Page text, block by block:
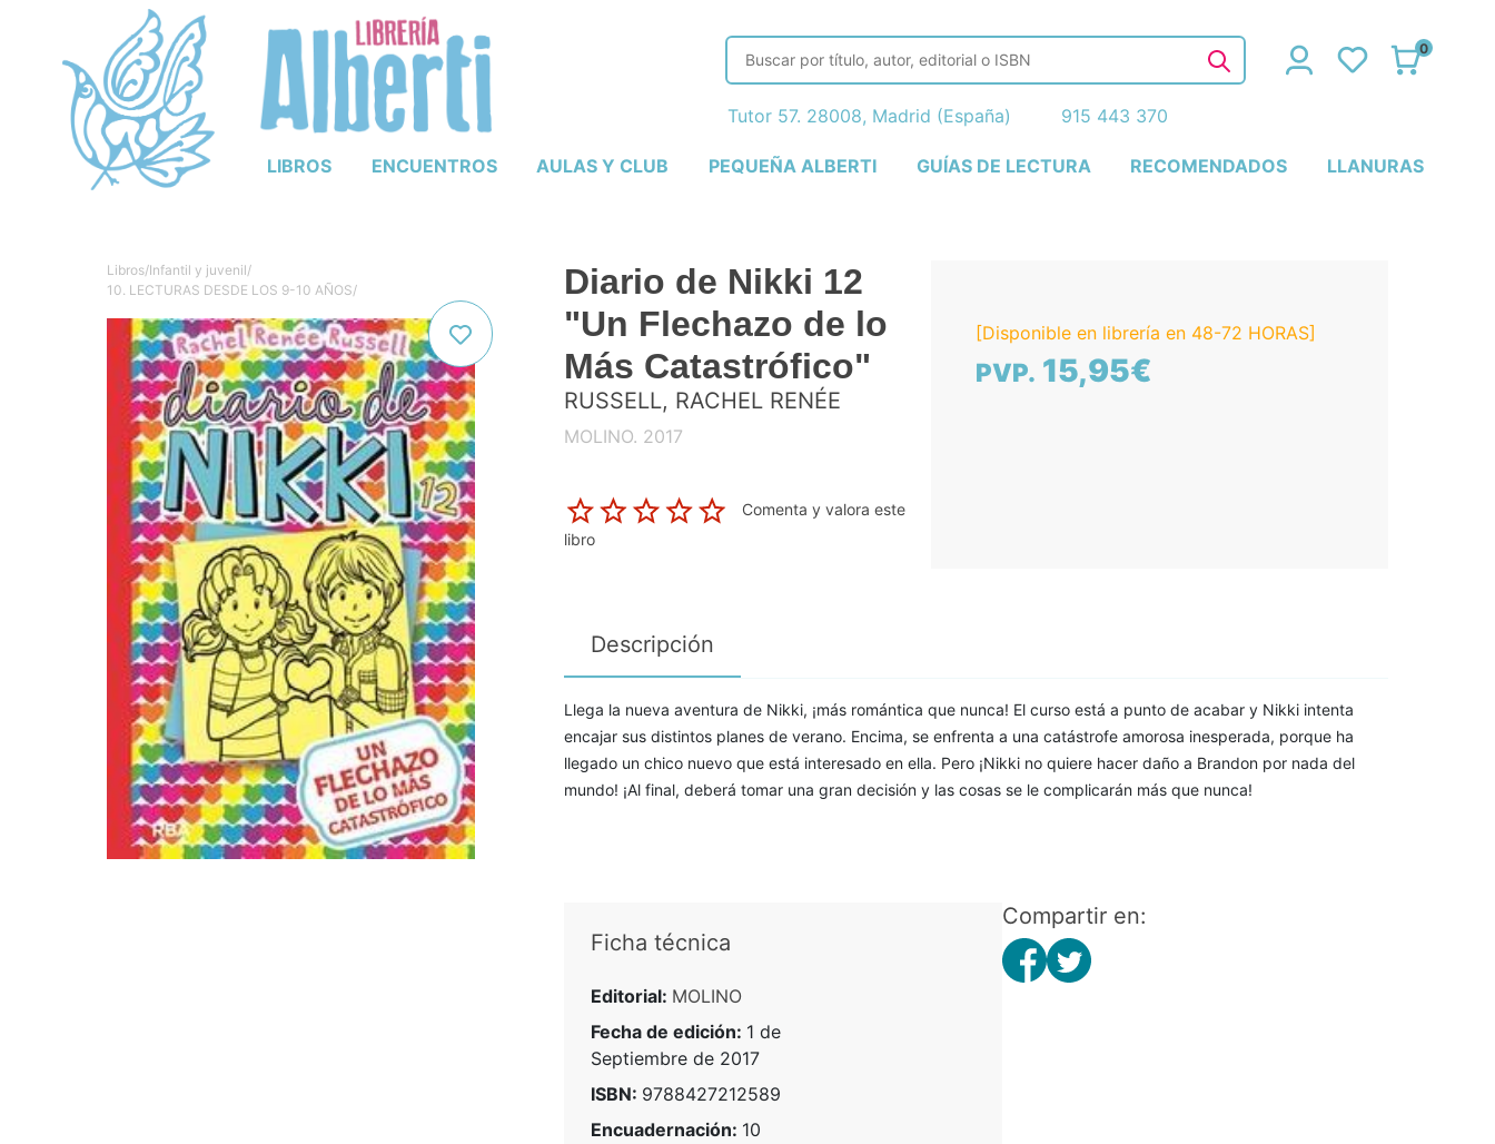
LIBROS ENCUENTROS AULAS Y CLUB PEQUEÑA ALBERTI GUÍAS DE LECTURA RECOMENDADOS LLANURAS
0
Tutor 57. 28008, Madrid (España) 915 443 370
Libros/Infantil y juvenil/
10. LECTURAS DESDE LOS 9-10 AÑOS/
Diario de Nikki 12
"Un Flechazo de lo
Más Catastrófico"
RUSSELL, RACHEL RENÉE
MOLINO. 2017
Comenta y valora este
libro
[Disponible en librería en 48-72 HORAS]
PVP. 15,95€
Descripción
Llega la nueva aventura de Nikki, ¡más romántica que nunca! El curso está a punto de acabar y Nikki intenta
encajar sus distintos planes de verano. Encima, se enfrenta a una catástrofe amorosa inesperada, porque ha
llegado un chico nuevo que está interesado en ella. Pero ¡Nikki no quiere hacer daño a Brandon por nada del
mundo! ¡Al final, deberá tomar una gran decisión y las cosas se le complicarán más que nunca!
Ficha técnica
Editorial: MOLINO
Fecha de edición: 1 de
Septiembre de 2017
ISBN: 9788427212589
Encuadernación: 10
Compartir en: